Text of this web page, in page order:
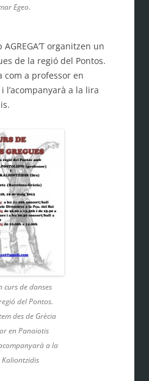
Egeo.
organitzen un
de la regió del Pontos.
com a professor en
l’acompanyarà a la lira
curs de danses
del Pontos.
des de Grècia
en Panaiotis
a la